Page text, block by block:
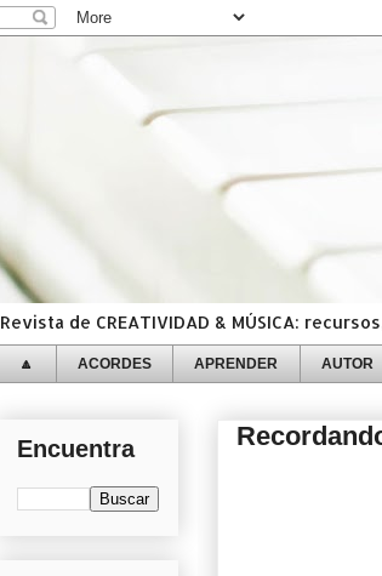
Revista de CREATIVIDAD & MÚSICA:
🔼 ACORDES APRENDER AUTOR
Encuentra